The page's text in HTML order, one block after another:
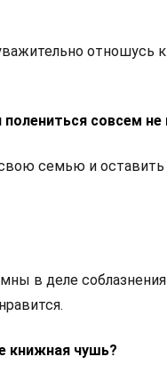
отношусь к
совсем не
семью и оставить
в деле соблазнения
книжная чушь?